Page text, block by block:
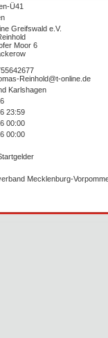
Ü41
Greifswald e.V.
Moor 6
Reinhold@t-online.de
Karlshagen
23:59
00:00
00:00
Mecklenburg-